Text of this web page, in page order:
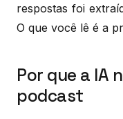
respostas foi
O que você lê é a
Por que a IA
podcast